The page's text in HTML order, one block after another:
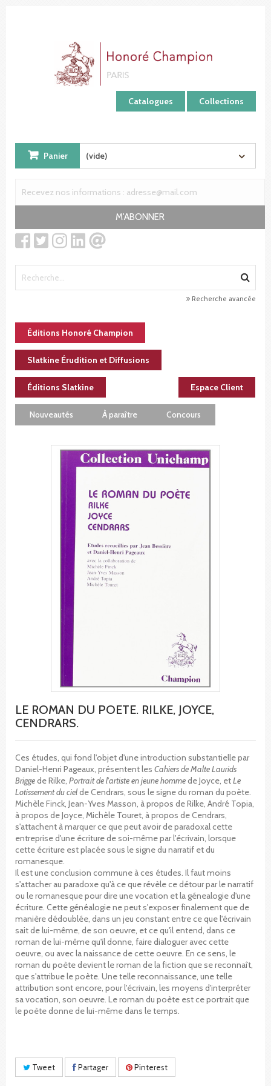
Catalogues Collections
Panier (vide)
M'ABONNER
Recherche avancée
Éditions Honoré Champion
Slatkine Érudition et Diffusions
Éditions Slatkine Espace Client
Nouveautés À paraître Concours
LE ROMAN DU POETE. RILKE, JOYCE,
CENDRARS.
Ces études, qui fond l'objet d'une introduction substantielle par
Daniel-Henri Pageaux, présentent les Cahiers de Malte Laurids
Briggede Rilke, Portrait de l'artiste en jeune hommede Joyce, etLe
Lotissement du cielde Cendrars, sous le signe du roman du poète.
Michèle Finck, Jean-Yves Masson, à propos de Rilke, André Topia,
à propos de Joyce, Michèle Touret, à propos de Cendrars,
s'attachent à marquer ce que peut avoir de paradoxal cette
entreprise d'une écriture de soi-même par l'écrivain, lorsque
cette écriture est placée sous le signe du narratif et du
romanesque.
Il est une conclusion commune à ces études. Il faut moins
s'attacher au paradoxe qu'à ce que révèle ce détour par le narratif
ou le romanesque pour dire une vocation et la génealogie d'une
écriture. Cette généalogie ne peut s'exposer finalement que de
manière dédoublée, dans un jeu constant entre ce que l'écrivain
sait de lui-même, de son oeuvre, et ce qu'il entend, dans ce
roman de lui-même qu'il donne, faire dialoguer avec cette
oeuvre, ou avec la naissance de cette oeuvre. En ce sens, le
roman du poète devient le roman de la fiction que se reconnaît,
que s'attribue le poète. Une telle reconnaissance, une telle
attribution sont encore, pour l'écrivain, les moyens d'interpréter
sa vocation, son oeuvre. Le roman du poète est ce portrait que
le poète donne de lui-même dans le temps.
Tweet Partager Pinterest